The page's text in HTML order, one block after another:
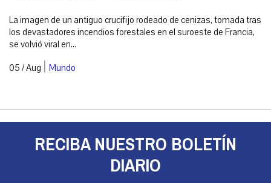
La imagen de un antiguo crucifijo rodeado de cenizas, tomada tras
los devastadores incendios forestales en el suroeste de Francia,
se volvió viral en...
05 / Aug | Mundo
RECIBA NUESTRO BOLETÍN
DIARIO